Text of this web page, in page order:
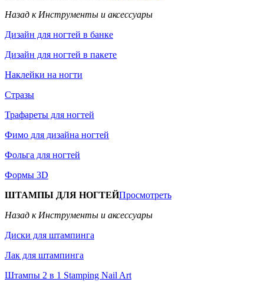
Назад к Инструменты и аксессуары
Дизайн для ногтей в банке
Дизайн для ногтей в пакете
Наклейки на ногти
Стразы
Трафареты для ногтей
Фимо для дизайна ногтей
Фольга для ногтей
Формы 3D
ШТАМПЫ ДЛЯ НОГТЕЙПросмотреть
Назад к Инструменты и аксессуары
Диски для штампинга
Лак для штампинга
Штампы 2 в 1 Stamping Nail Art